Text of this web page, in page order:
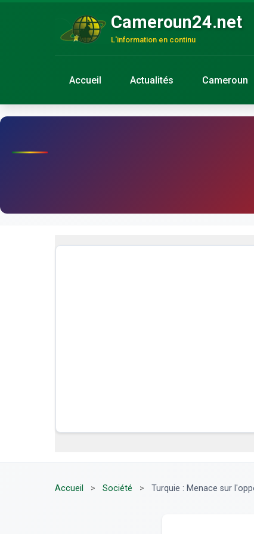
Cameroun24.net
L'information en continu
Accueil Actualités Cameroun
Accueil > Société > Turquie : Menace sur